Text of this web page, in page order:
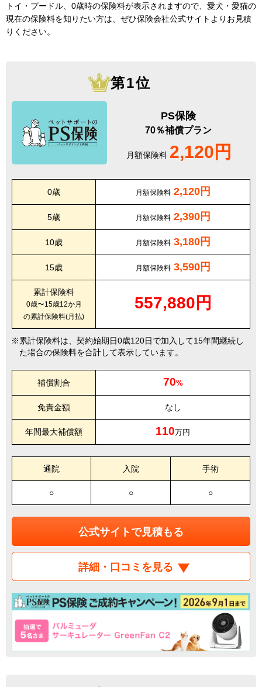
トイ・プードル、0歳時の保険料が表示されますので、愛犬・愛猫の
現在の保険料を知りたい方は、ぜひ保険会社公式サイトよりお見積
りください。
第1位
PS保険
70％補償プラン
月額保険料 2,120円
0歳 月額保険料 2,120円
5歳 月額保険料 2,390円
10歳 月額保険料 3,180円
15歳 月額保険料 3,590円
累計保険料
0歳〜15歳12か月
の累計保険料(月払)
557,880円
累計保険料は、契約始期日0歳120日で加入して15年間継続し
た場合の保険料を合計して表示しています。
補償割合 70%
免責金額 なし
年間最大補償額 110万円
通院 入院 手術
○ ○ ○
公式サイトで見積もる
詳細・口コミを見る